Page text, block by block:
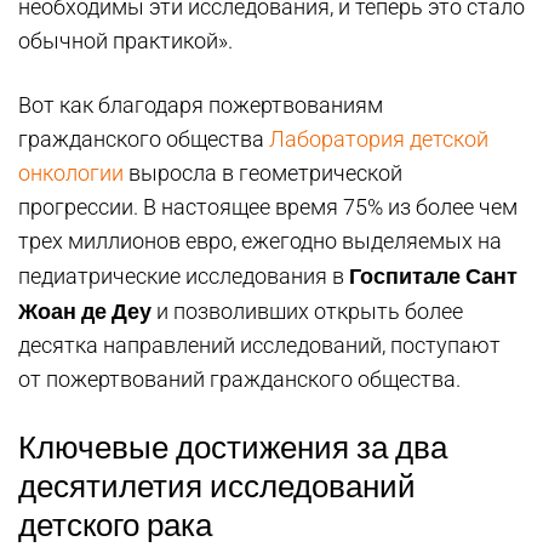
необходимы эти исследования, и теперь это стало
обычной практикой».
Вот как благодаря пожертвованиям
гражданского общества Лаборатория детской
онкологии выросла в геометрической
прогрессии. В настоящее время 75% из более чем
трех миллионов евро, ежегодно выделяемых на
педиатрические исследования в Госпитале Сант
Жоан де Деу и позволивших открыть более
десятка направлений исследований, поступают
от пожертвований гражданского общества.
Ключевые достижения за два
десятилетия исследований
детского рака